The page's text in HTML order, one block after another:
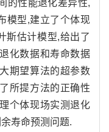
的性能退化差异性,
模型,建立了个体现
斯估计模型,给出了
化数据和寿命数据
期望算法的超参数
所提方法的正确性
个体现场实测退化
寿命预测问题.